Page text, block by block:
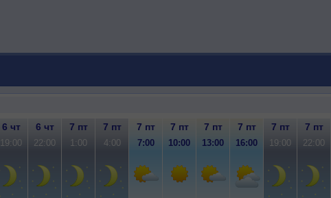
6 чт 6 чт 7 пт 7 пт 7 пт 7 пт 7 пт 7 пт 7 пт 7 пт
19:00 22:00 1:00 4:00 7:00 10:00 13:00 16:00 19:00 22:00